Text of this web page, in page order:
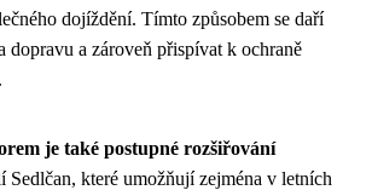
dojíždění. Tímto způsobem se daří
dopravu a zároveň přispívat k ochraně
je také postupné rozšiřování
Sedlčan, které umožňují zejména v letních